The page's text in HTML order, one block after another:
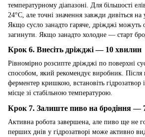
температурному діапазоні. Для більшості
24°C, але точні значення завжди дивіться на
Якщо сусло занадто гаряче, дріжджі можуть
загинути. Якщо занадто холодне — старт
Крок 6. Внесіть дріжджі — 10 хвилин
Рівномірно розсипте дріжджі по поверхні
способом, який рекомендує виробник. Після
ферментер кришкою, встановіть гідрозатвор
місце зі стабільною температурою.
Крок 7. Залиште пиво на бродіння —
Активна робота завершена, але пиво ще не
перших днів у гідрозатворі може активно